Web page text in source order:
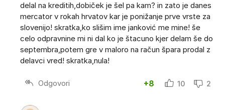
delal na kreditih,dobiček je šel pa kam? in zato je danes
mercator v rokah hrvatov kar je ponižanje prve vrste za
slovenijo! skratka,ko slišim ime janković me mine! še
celo odpravnine mi ni dal ko je štacuno kjer delam še do
septembra,potem gre v maloro na račun špara prodal z
delavci vred! skratka,nula!
Odgovori +8 10 2